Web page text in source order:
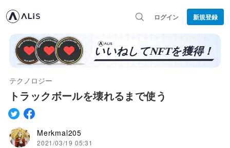
ログイン 新規登録
テクノロジー
トラックボールを壊れるまで使う
Merkmal205
2021/03/19 05:31